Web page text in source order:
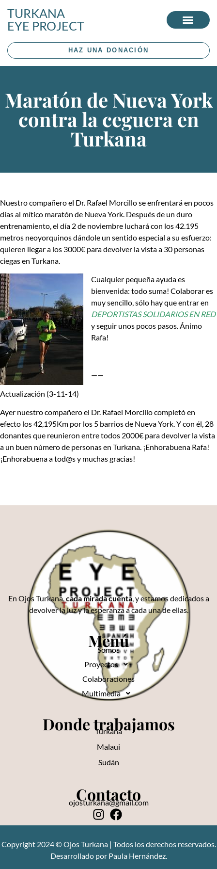
TURKANA
EYE PROJECT
HAZ UNA DONACIÓN
Maratón de Nueva York
contra la ceguera en
Turkana
Nuestro compañero el Dr. Rafael Morcillo se enfrentará en pocos
días al mítico maratón de Nueva York. Después de un duro
entrenamiento, el día 2 de noviembre luchará con los 42.195
metros neoyorquinos dándole un sentido especial a su esfuerzo:
quieren llegar a los 3000€ para devolver la vista a 30 personas
ciegas en Turkana.
Cualquier pequeña ayuda es
bienvenida: todo suma! Colaborar es
muy sencillo, sólo hay que entrar en
DEPORTISTAS SOLIDARIOS EN RED
y seguir unos pocos pasos. Ánimo
Rafa!
——
Actualización (3-11-14)
Ayer nuestro compañero el Dr. Rafael Morcillo completó en
efecto los 42,195Km por los 5 barrios de Nueva York. Y con él, 28
donantes que reunieron entre todos 2000€ para devolver la vista
a un buen número de personas en Turkana. ¡Enhorabuena Rafa!
¡Enhorabuena a tod@s y muchas gracias!
En Ojos Turkana,cada mirada cuenta, y estamos dedicados a
devolver la luz y la esperanza a cada una de ellas.
Menú
Somos
Proyectos
Colaboraciones
Multimedia
Donde trabajamos
Turkana
Malaui
Sudán
Contacto
ojosturkana@gmail.com
Copyright 2024 © Ojos Turkana | Todos los derechos reservados.
Desarrollado por Paula Hernández.